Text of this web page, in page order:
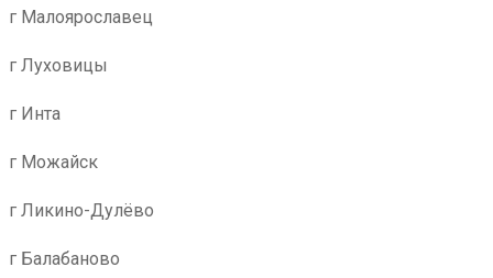
г Малоярославец
г Луховицы
г Инта
г Можайск
г Ликино-Дулёво
г Балабаново